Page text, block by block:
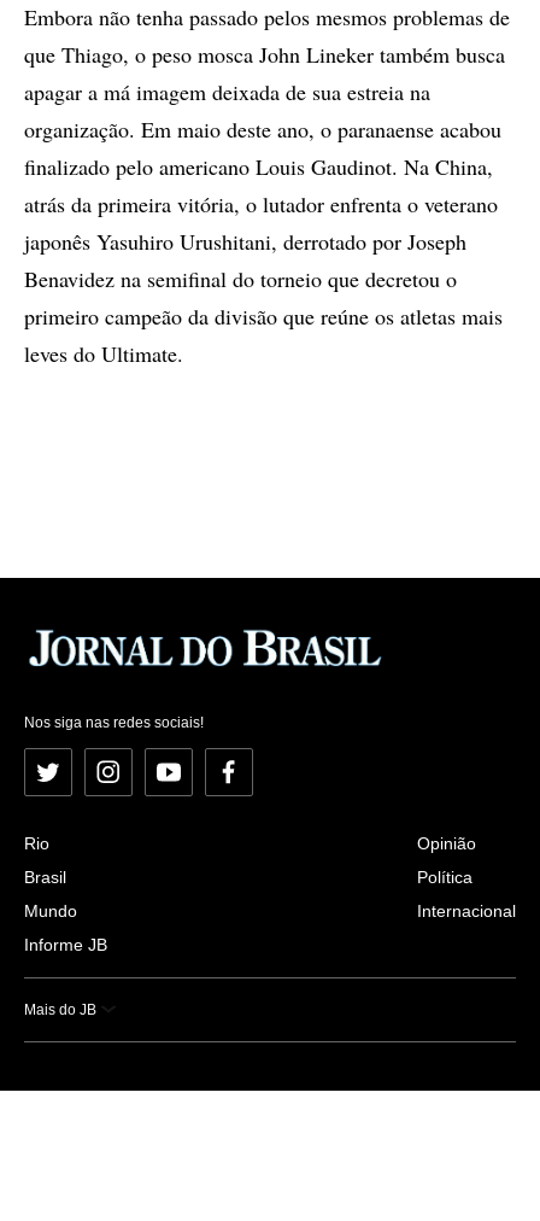
Embora não tenha passado pelos mesmos problemas de
que Thiago, o peso mosca John Lineker também busca
apagar a má imagem deixada de sua estreia na
organização. Em maio deste ano, o paranaense acabou
finalizado pelo americano Louis Gaudinot. Na China,
atrás da primeira vitória, o lutador enfrenta o veterano
japonês Yasuhiro Urushitani, derrotado por Joseph
Benavidez na semifinal do torneio que decretou o
primeiro campeão da divisão que reúne os atletas mais
leves do Ultimate.
Nos siga nas redes sociais!
Twitter InstagramYouTubeFacebook
Rio
Brasil
Mundo
Informe JB
Opinião
Política
Internacional
Mais do JB
Esportes